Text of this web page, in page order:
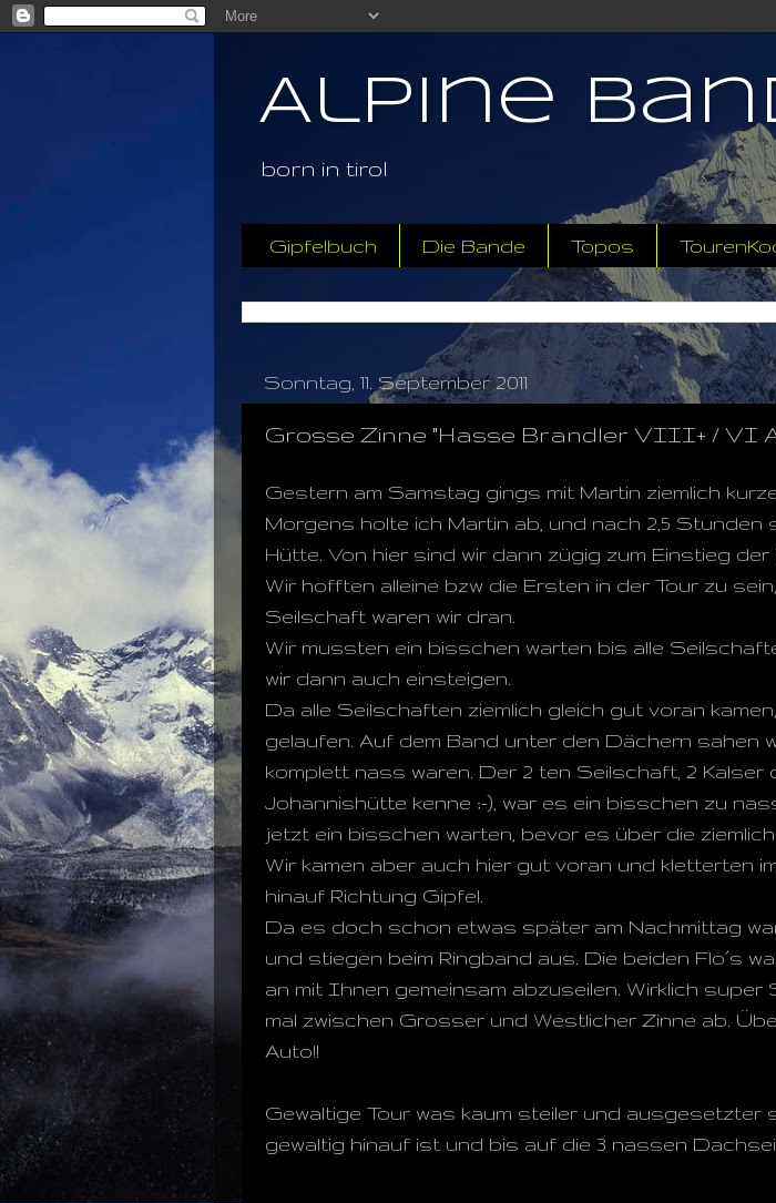
Alpine
born in tirol
Gipfelbuch Die Bande Topos
Sonntag, 11. September 2011
Grosse Zinne "Hasse Brandler VIII+ / VI
Gestern am Samstag gings mit Martin ziemlich
Morgens holte ich Martin ab, und nach 2,5 Stunden
Hütte. Von hier sind wir dann zügig zum Einstieg der
Wir hofften alleine bzw die Ersten in der Tour zu
Seilschaft waren wir dran.
Wir mussten ein bisschen warten bis alle
wir dann auch einsteigen.
Da alle Seilschaften ziemlich gleich gut voran
gelaufen. Auf dem Band unter den Dächern sahen
komplett nass waren. Der 2 ten Seilschaft, 2
Johannishütte kenne ;-), war es ein bisschen zu
jetzt ein bisschen warten, bevor es über die
Wir kamen aber auch hier gut voran und kletterten
hinauf Richtung Gipfel.
Da es doch schon etwas später am Nachmittag
und stiegen beim Ringband aus. Die beiden Flo´s
an mit Ihnen gemeinsam abzuseilen. Wirklich super
mal zwischen Grosser und Westlicher Zinne ab.
Auto!!
Gewaltige Tour was kaum steiler und ausgesetzter
gewaltig hinauf ist und bis auf die 3 nassen